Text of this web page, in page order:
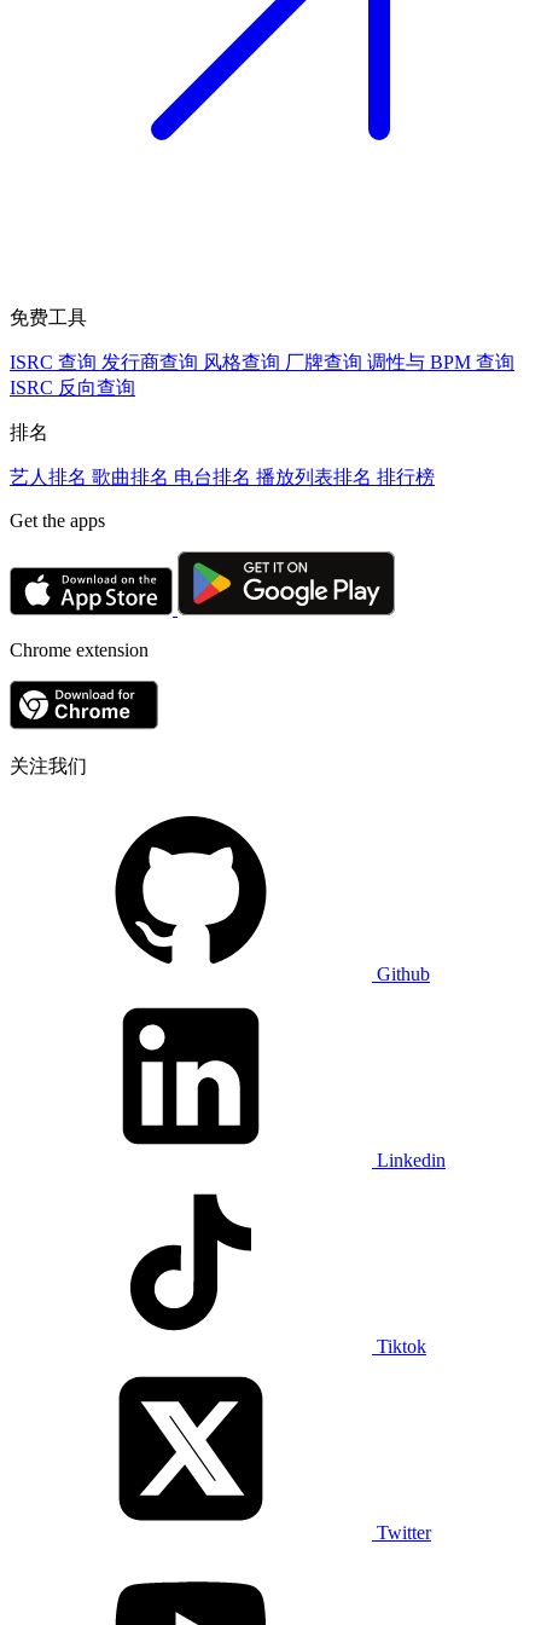
免费工具
ISRC 查询 发行商查询 风格查询 厂牌查询 调性与 BPM 查询
ISRC 反向查询
排名
艺人排名 歌曲排名 电台排名 播放列表排名 排行榜
Get the apps
Chrome extension
关注我们
Github
Linkedin
Tiktok
Twitter